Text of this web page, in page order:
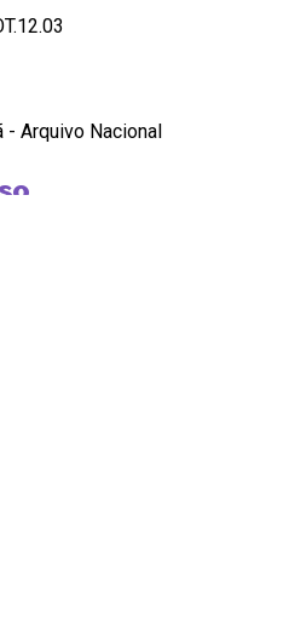
- Arquivo Nacional